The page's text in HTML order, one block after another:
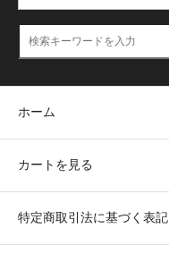
ホーム
カートを見る
特定商取引法に基づく表記